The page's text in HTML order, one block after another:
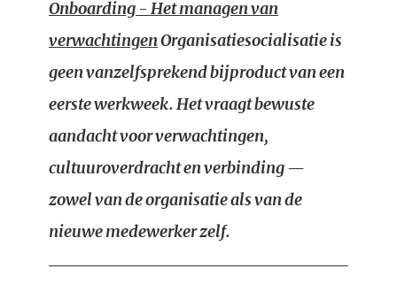
Onboarding - Het managen van
verwachtingenOrganisatiesocialisatie is
geen vanzelfsprekend bijproduct van een
eerste werkweek. Het vraagt bewuste
aandacht voor verwachtingen,
cultuuroverdracht en verbinding —
zowel van de organisatie als van de
nieuwe medewerker zelf.